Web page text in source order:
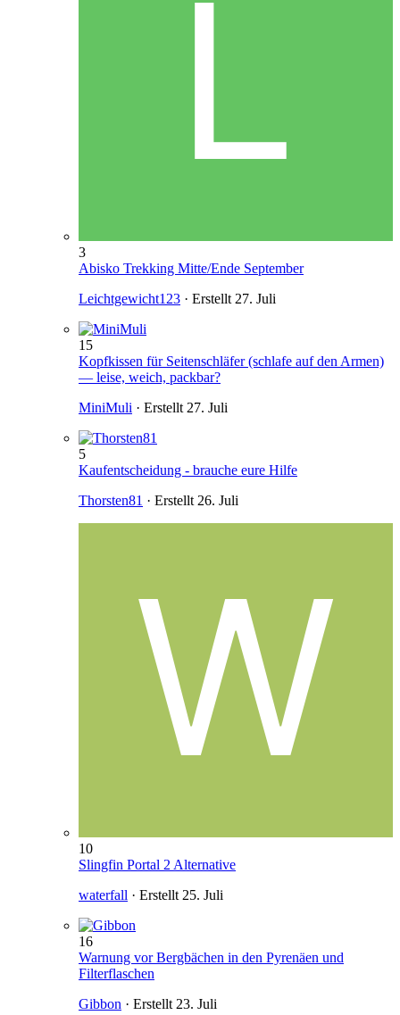
3
Abisko Trekking Mitte/Ende September
Leichtgewicht123 · Erstellt 27. Juli
15
Kopfkissen für Seitenschläfer (schlafe auf den Armen)
— leise, weich, packbar?
MiniMuli · Erstellt 27. Juli
5
Kaufentscheidung - brauche eure Hilfe
Thorsten81 · Erstellt 26. Juli
10
Slingfin Portal 2 Alternative
waterfall · Erstellt 25. Juli
16
Warnung vor Bergbächen in den Pyrenäen und
Filterflaschen
Gibbon · Erstellt 23. Juli